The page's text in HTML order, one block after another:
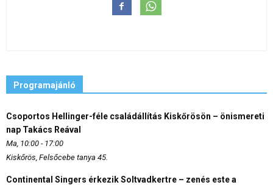
Programajánló
Csoportos Hellinger-féle családállítás Kiskőrösön – önismereti
nap Takács Reával
Ma, 10:00 - 17:00
Kiskőrös, Felsőcebe tanya 45.
Continental Singers érkezik Soltvadkertre – zenés este a